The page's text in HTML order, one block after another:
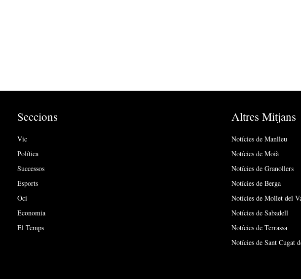
Seccions
Vic
Política
Successos
Esports
Oci
Economia
El Temps
Altres Mitjans
Notícies de Manlleu
Notícies de Moià
Notícies de Granollers
Notícies de Berga
Notícies de Mollet del
Notícies de Sabadell
Notícies de Terrassa
Notícies de Sant Cugat